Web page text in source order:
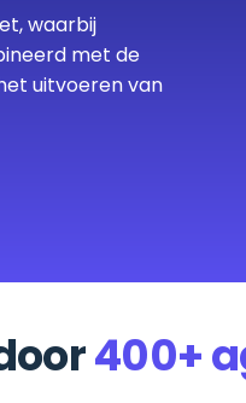
waarbij
met de
uitvoeren van
400+